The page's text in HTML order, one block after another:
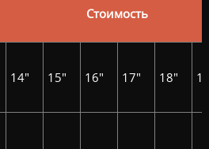
Стоимость
14" 15" 16" 17" 18"